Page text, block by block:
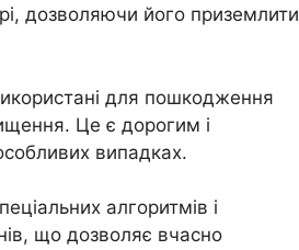
дозволяючи його приземлити
для пошкодження
Це є дорогим і
випадках.
алгоритмів і
що дозволяє вчасно